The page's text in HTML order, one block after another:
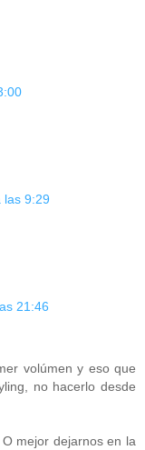
las 9:29
21:46
volúmen y eso que
no hacerlo desde
mejor dejarnos en la